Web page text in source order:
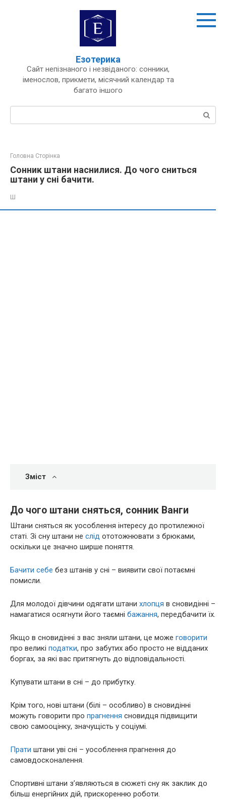
Езотерика
Сайт непізнаного і незвіданого: сонники,
іменослов, прикмети, місячний календар та
багато іншого
Пошук:
Головна Сторінка
Сонник штани наснилися. До чого сниться
штани у сні бачити.
Ш
Зміст
До чого штани сняться, сонник Ванги
Штани сняться як уособлення інтересу до протилежної
статі. Зі сну штани не слід ототожнювати з брюками,
оскільки це значно ширше поняття.
Бачити себе без штанів у сні – виявити свої потаємні
помисли.
Для молодої дівчини одягати штани хлопця в сновидінні –
намагатися осягнути його таємні бажання, передбачити їх.
Якщо в сновидінні з вас зняли штани, це може говорити
про великі податки, про забутих або просто не відданих
боргах, за які вас притягнуть до відповідальності.
Купувати штани в сні – до прибутку.
Крім того, нові штани (білі – особливо) в сновидінні
можуть говорити про прагнення сновидця підвищити
свою самооцінку, значущість у соціумі.
Прати штани уві сні – уособлення прагнення до
самовдосконалення.
Спортивні штани з’являються в сюжеті сну як заклик до
більш енергійних дій, прискоренню роботи.